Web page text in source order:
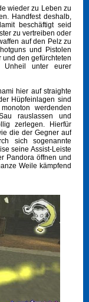
wieder zu Leben zu
Handfest deshalb,
beschäftigt seid
zu vertreiben oder
auf den Pelz zu
und Pistolen
den gefürchteten
Unheil unter eurer
hier auf straighte
Hüpfeinlagen sind
werdenden
rauslassen und
zerlegen. Hierfür
die der Gegner auf
sich sogenannte
seine Assist-Leiste
Pandora öffnen und
Weile kämpfend